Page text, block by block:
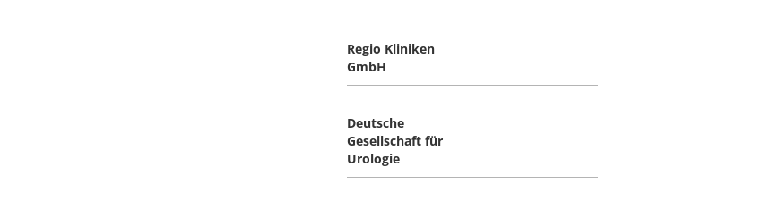
Regio Kliniken
GmbH
Deutsche
Gesellschaft für
Urologie